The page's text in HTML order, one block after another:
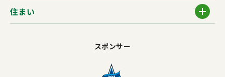
スポンサー
住まい